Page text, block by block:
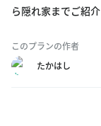
ら隠れ家までご紹介
このプランの作者
たかはし